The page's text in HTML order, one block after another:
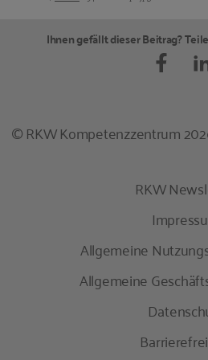
Ihnen gefällt dieser Beitrag?
© RKW Kompetenzzentrum
RKW
Allgemeine
Allgemeine